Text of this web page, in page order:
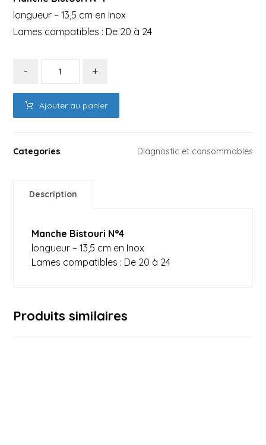
longueur – 13,5 cm en Inox
Lames compatibles : De 20 à 24
- +
Ajouter au panier
Categories Diagnostic et consommables
Description
Manche Bistouri N°4
longueur – 13,5 cm en Inox
Lames compatibles : De 20 à 24
Produits similaires